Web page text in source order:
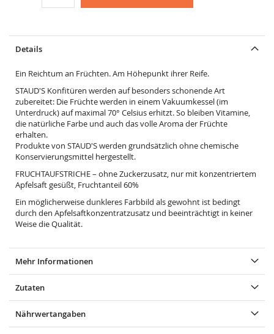
Details
Ein Reichtum an Früchten. Am Höhepunkt ihrer Reife.
STAUD'S Konfitüren werden auf besonders schonende Art
zubereitet: Die Früchte werden in einem Vakuumkessel (im
Unterdruck) auf maximal 70° Celsius erhitzt. So bleiben Vitamine,
die natürliche Farbe und auch das volle Aroma der Früchte
erhalten.
Produkte von STAUD'S werden grundsätzlich ohne chemische
Konservierungsmittel hergestellt.
FRUCHTAUFSTRICHE – ohne Zuckerzusatz, nur mit konzentriertem
Apfelsaft gesüßt, Fruchtanteil 60%
Ein möglicherweise dunkleres Farbbild als gewohnt ist bedingt
durch den Apfelsaftkonzentratzusatz und beeinträchtigt in keiner
Weise die Qualität.
Mehr Informationen
Zutaten
Nährwertangaben